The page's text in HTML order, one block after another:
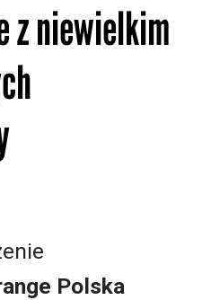
z niewielkim
Polska